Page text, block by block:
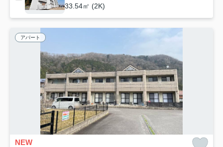
33.54㎡ (2K)
アパート
NEW